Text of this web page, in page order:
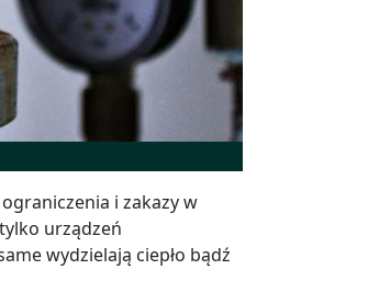
i zakazy w
urządzeń
wydzielają ciepło bądź